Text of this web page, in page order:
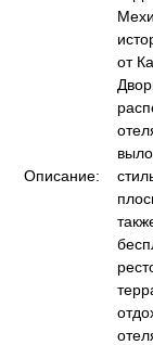
Описание:
от